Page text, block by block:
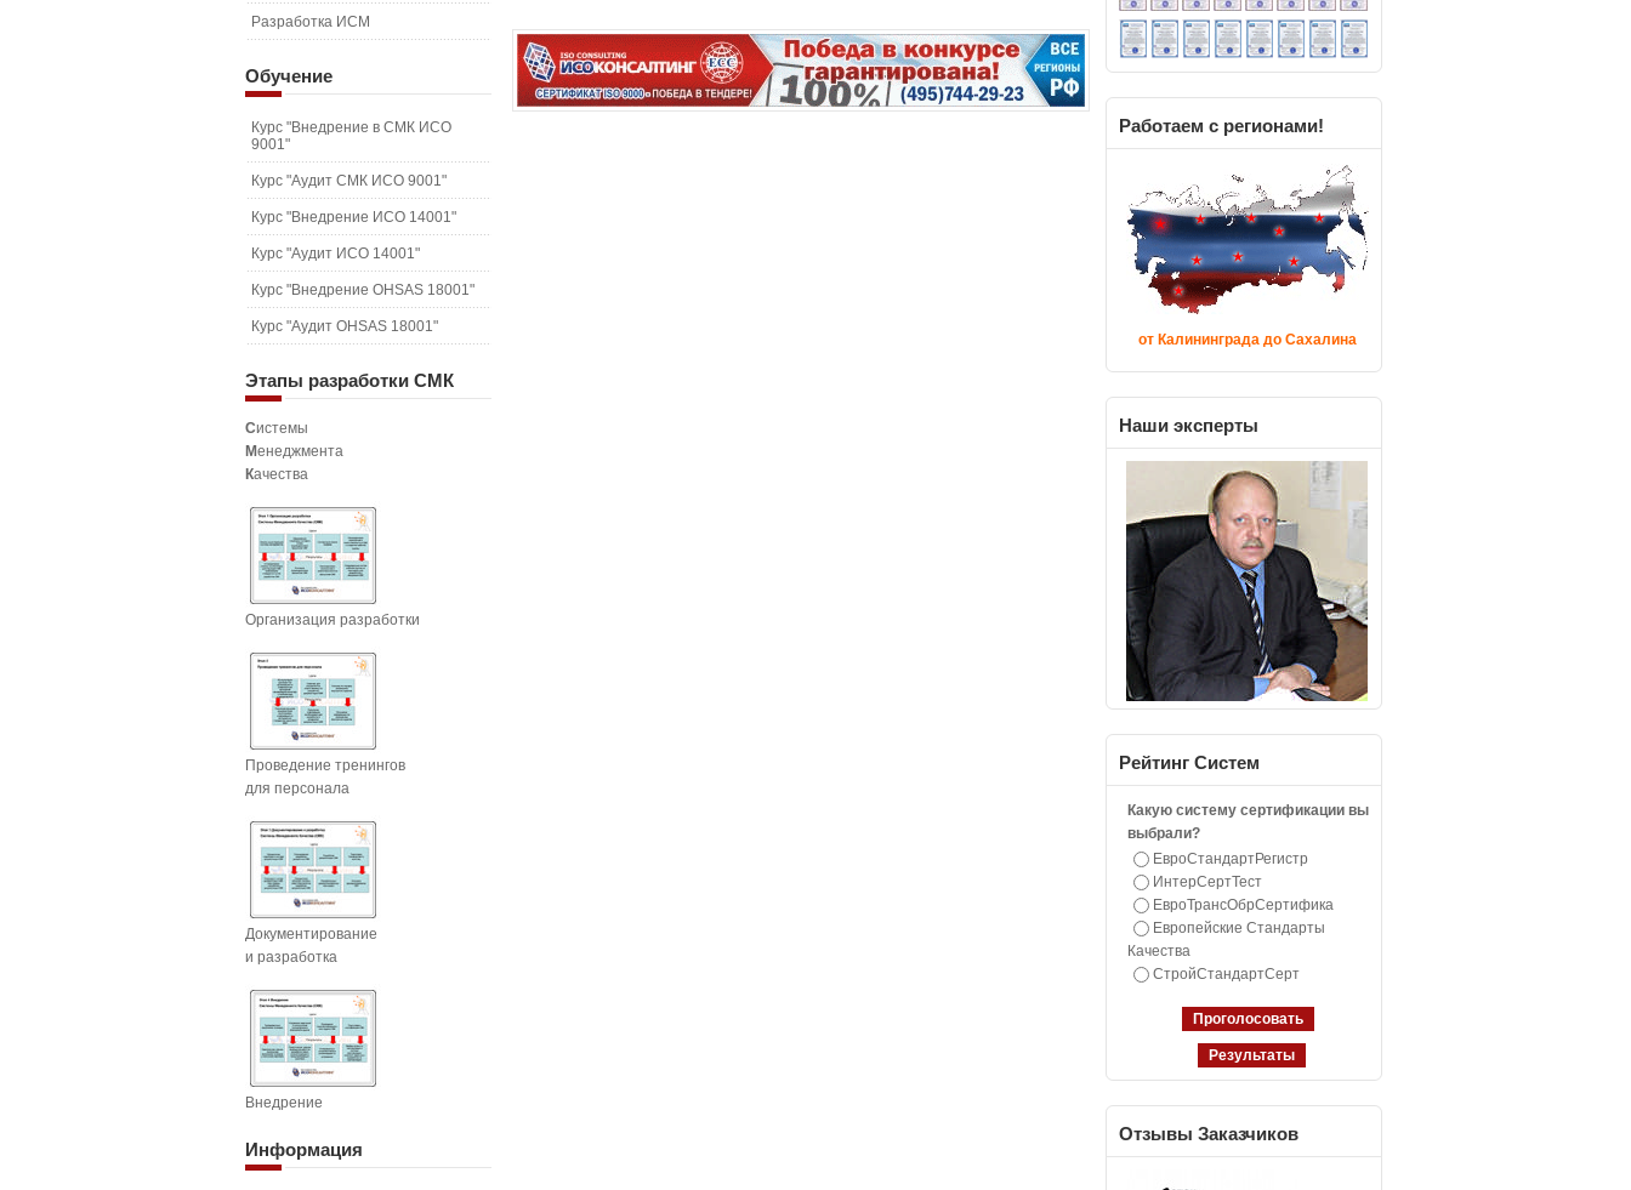
Разработка ИСМ
Обучение
Курс "Внедрение в СМК ИСО
9001"
Курс "Аудит СМК ИСО 9001"
Курс "Внедрение ИСО 14001"
Курс "Аудит ИСО 14001"
Курс "Внедрение OHSAS 18001"
Курс "Аудит OHSAS 18001"
Этапы разработки СМК
Системы
Менеджмента
Качества
Организация разработки
Проведение тренингов
для персонала
Документирование
и разработка
Внедрение
Информация
Работаем с регионами!
от Калининграда до Сахалина
Наши эксперты
Рейтинг Систем
Какую систему сертификации вы
выбрали?
ЕвроСтандартРегистр
ИнтерСертТест
ЕвроТрансОбрСертифика
Европейские Стандарты
Качества
СтройСтандартСерт
Отзывы Заказчиков